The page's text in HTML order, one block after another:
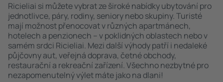
Ricieliai si můžete vybrat ze široké nabídky ubytování pro
jednotlivce, páry, rodiny, seniory nebo skupiny. Turisté
mají možnost přenocovat v různých apartmánech,
hotelech a penzionech – v poklidných oblastech nebo v
samém srdci Ricieliai. Mezi další výhody patří i nedaleké
půjčovny aut, veřejná doprava, četné obchody,
restaurační a rekreační zařízení. Všechno nezbytné pro
nezapomenutelný výlet máte jako na dlani!